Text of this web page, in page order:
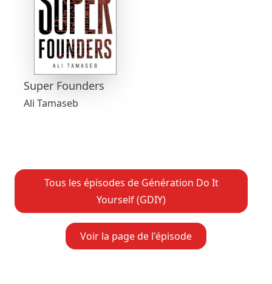
Super Founders
Ali Tamaseb
Tous les épisodes de Génération Do It
Yourself (GDIY)
Voir la page de l'épisode